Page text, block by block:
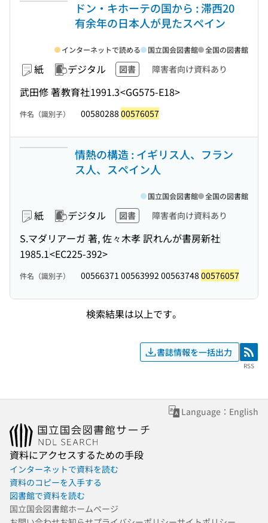
ドン・キホーテの国から : 滞西20
有余年の日本人が見たスペイン
紙 デジタル 図書 障害者向け資料あり
武田修 著教育社1991.3<GG575-E18>
インターネットで読める 国立国会図書館 全国の図書館
件名（識別子） 00580288 00576057
情熱の構造 : イギリス人、フラン
ス人、スペイン人
紙 デジタル 図書 障害者向け資料あり
S.マダリアーガ 著, 佐々木孝 訳れんが書房新社
1985.1<EC225-392>
国立国会図書館 全国の図書館
件名（識別子） 00566371 00563992 00563748 00576057
検索結果は以上です。
書誌情報を一括出力 RSS
RSS
Language：English
資料にアクセスするための手段
インターネットで資料を読む
資料のコピーを入手する
図書館で資料を読む
国立国会図書館ホームページ